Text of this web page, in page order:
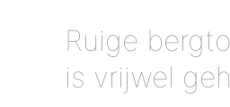
Ruige
is vrijwel